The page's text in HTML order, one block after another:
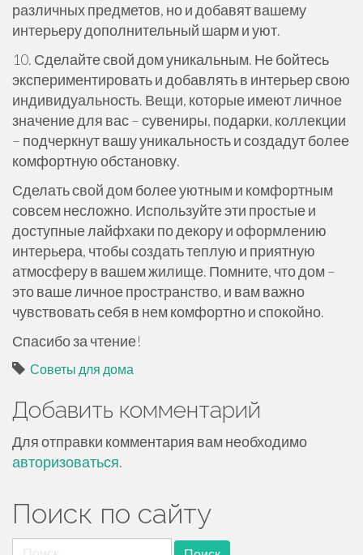
различных предметов, но и добавят вашему
интерьеру дополнительный шарм и уют.
10. Сделайте свой дом уникальным. Не бойтесь
экспериментировать и добавлять в интерьер свою
индивидуальность. Вещи, которые имеют личное
значение для вас – сувениры, подарки, коллекции
– подчеркнут вашу уникальность и создадут более
комфортную обстановку.
Сделать свой дом более уютным и комфортным
совсем несложно. Используйте эти простые и
доступные лайфхаки по декору и оформлению
интерьера, чтобы создать теплую и приятную
атмосферу в вашем жилище. Помните, что дом –
это ваше личное пространство, и вам важно
чувствовать себя в нем комфортно и спокойно.
Спасибо за чтение!
Советы для дома
Добавить комментарий
Для отправки комментария вам необходимо
авторизоваться.
Поиск по сайту
Найти: